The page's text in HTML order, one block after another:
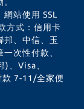
站使用 SSL
方式：信用卡
邦、中信、玉
次性付款、
、Visa、
7-11/全家便